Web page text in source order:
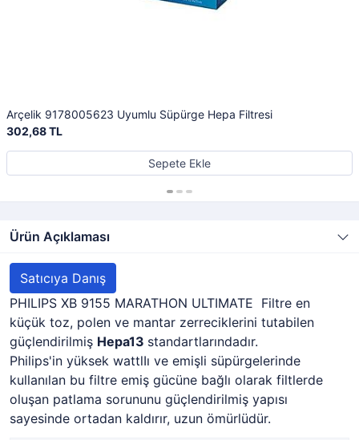
Arçelik 9178005623 Uyumlu Süpürge Hepa Filtresi
302,68 TL
Sepete Ekle
Ürün Açıklaması
Satıcıya Danış
PHILIPS XB 9155 MARATHON ULTIMATE Filtre en
küçük toz, polen ve mantar zerreciklerini tutabilen
güçlendirilmiş Hepa13 standartlarındadır.
Philips'in yüksek wattlIı ve emişli süpürgelerinde
kullanılan bu filtre emiş gücüne bağlı olarak filtlerde
oluşan patlama sorununu güçlendirilmiş yapısı
sayesinde ortadan kaldırır, uzun ömürlüdür.